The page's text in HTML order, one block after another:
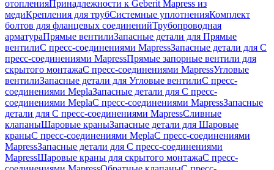
отопленияПринадлежности к Geberit Mapress из
медиКрепления для трубСистемные уплотненияКомплект
болтов для фланцевых соединенийТрубопроводная
арматураПрямые вентилиЗапасные детали для Прямые
вентилиС пресс-соединениями MapressЗапасные детали для С
пресс-соединениями MapressПрямые запорные вентили для
скрытого монтажаС пресс-соединениями MapressУгловые
вентилиЗапасные детали для Угловые вентилиС пресс-
соединениями MeplaЗапасные детали для С пресс-
соединениями MeplaС пресс-соединениями MapressЗапасные
детали для С пресс-соединениями MapressСливные
клапаныШаровые краныЗапасные детали для Шаровые
краныС пресс-соединениями MeplaС пресс-соединениями
MapressЗапасные детали для С пресс-соединениями
MapressШаровые краны для скрытого монтажаС пресс-